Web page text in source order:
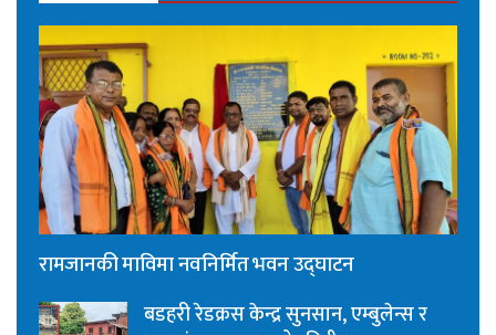
रामजानकी माविमा नवनिर्मित भवन उद्घाटन
बडहरी रेडक्रस केन्द्र सुनसान, एम्बुलेन्स र